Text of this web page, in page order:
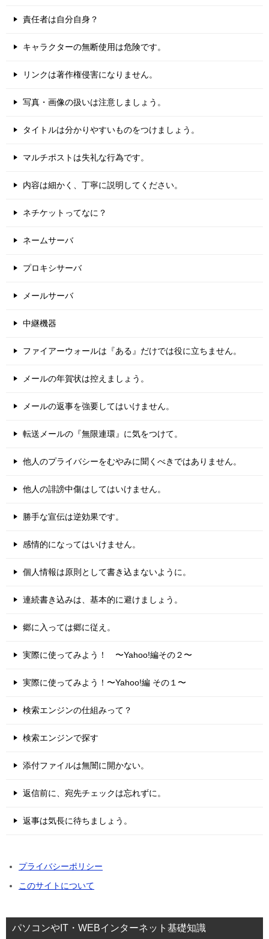
責任者は自分自身？
キャラクターの無断使用は危険です。
リンクは著作権侵害になりません。
写真・画像の扱いは注意しましょう。
タイトルは分かりやすいものをつけましょう。
マルチポストは失礼な行為です。
内容は細かく、丁寧に説明してください。
ネチケットってなに？
ネームサーバ
プロキシサーバ
メールサーバ
中継機器
ファイアーウォールは『ある』だけでは役に立ちません。
メールの年賀状は控えましょう。
メールの返事を強要してはいけません。
転送メールの『無限連環』に気をつけて。
他人のプライバシーをむやみに聞くべきではありません。
他人の誹謗中傷はしてはいけません。
勝手な宣伝は逆効果です。
感情的になってはいけません。
個人情報は原則として書き込まないように。
連続書き込みは、基本的に避けましょう。
郷に入っては郷に従え。
実際に使ってみよう！ 〜Yahoo!編その２〜
実際に使ってみよう！〜Yahoo!編 その１〜
検索エンジンの仕組みって？
検索エンジンで探す
添付ファイルは無闇に開かない。
返信前に、宛先チェックは忘れずに。
返事は気長に待ちましょう。
プライバシーポリシー
このサイトについて
パソコンやIT・WEBインターネット基礎知識